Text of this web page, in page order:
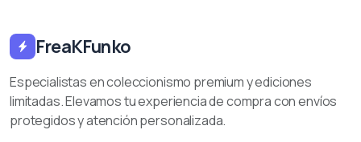
FreaKFunko
Especialistas en coleccionismo premium y ediciones
limitadas. Elevamos tu experiencia de compra con envíos
protegidos y atención personalizada.